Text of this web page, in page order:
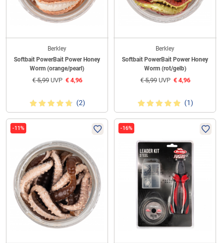
Berkley
Softbait PowerBait Power Honey
Worm (orange/pearl)
€5,99UVP €4,96
(2)
Berkley
Softbait PowerBait Power Honey
Worm (rot/gelb)
€5,99UVP €4,96
(1)
-11% -16%